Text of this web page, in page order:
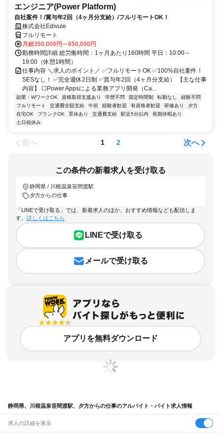
エンジニア(Power Platform)
自社案件！/賞与年2回（4ヶ月分支給）/フルリモートOK！
株式会社Edivule
フルリモート
月給350,000円～650,000円
勤務時間詳細 総労働時間：1ヶ月あたり160時間 平日：10:00～
19:00（休憩1時間）
仕事内容 ＼求人のポイント／ ✅フルリモートOK ✅100%自社案件！
SESなし！ ✅完全週休2日制 ✅賞与年2回（4ヶ月分支給） 【主な仕事
内容】 ☐Power Appsによる業務アプリ開発（Ca...
副業・WワークOK 資格取得支援あり 学歴不問 固定時間制 転勤なし
経験不問
フルリモート
交通費全額支給 午前 経験者歓迎 有資格者歓迎 研修あり
夕方
在宅OK
ブランクOK 育休あり 交通費支給 駅近5分以内
長期休暇あり
土日祝休み
前へ 1 2 次へ
この条件の新着求人を受け取る
静岡県 / 川根温泉笹間渡駅
夕方からの仕事
「LINEで受け取る」では、新着求人のほか、おすすめ情報なども配信しま
す。 詳しくはこちら
LINEで受け取る
メールで受け取る
アプリを無料ダウンロード
静岡県、川根温泉笹間渡駅、夕方からの仕事のアルバイト・バイト求人情報
求人の詳細を表示